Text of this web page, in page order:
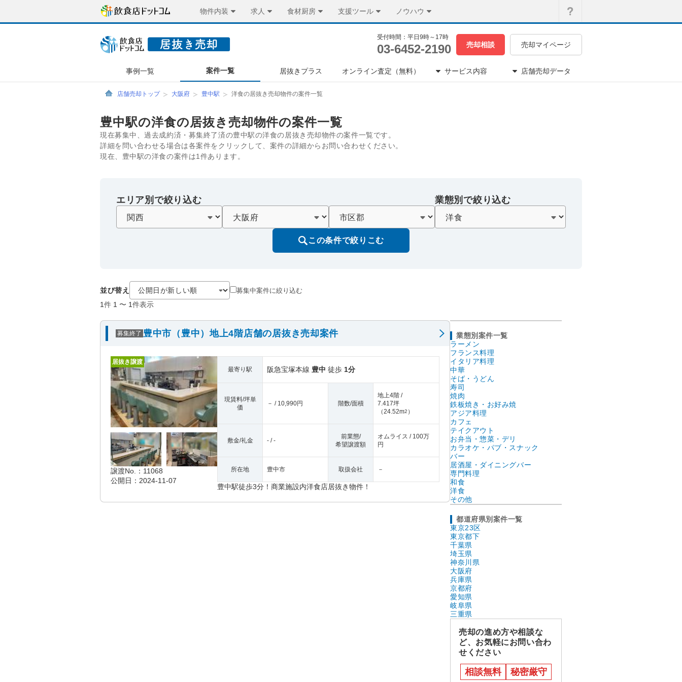
物件内装 求人 食材厨房 支援ツール ノウハウ
受付時間：平日9時～17時
03-6452-2190 売却相談 売却マイページ
事例一覧 案件一覧 居抜きプラス オンライン査定（無料） サービス内容 店舗売却データ
店舗売却トップ 大阪府 豊中駅 洋食の居抜き売却物件の案件一覧
豊中駅の洋食の居抜き売却物件の案件一覧
現在募集中、過去成約済・募集終了済の豊中駅の洋食の居抜き売却物件の案件一覧です。
詳細を問い合わせる場合は各案件をクリックして、案件の詳細からお問い合わせください。
現在、豊中駅の洋食の案件は1件あります。
エリア別で絞り込む 業態別で絞り込む
この条件で絞りこむ
並び替え 募集中案件に絞り込む
1件 1 〜 1件表示
募集終了 豊中市（豊中）地上4階店舗の居抜き売却案件
居抜き譲渡
譲渡No.：11068
公開日：2024-11-07
最寄り駅 阪急宝塚本線 豊中 徒歩 1分
現賃料/坪単
価
－ / 10,990円 階数/面積
地上4階 /
7.417坪
（24.52m2 ）
敷金/礼金 - / -
前業態/
希望譲渡額
オムライス / 100万
円
所在地 豊中市 取扱会社 －
豊中駅徒歩3分！商業施設内洋食店居抜き物件！
業態別案件一覧
ラーメン
フランス料理
イタリア料理
中華
そば・うどん
寿司
焼肉
鉄板焼き・お好み焼
アジア料理
カフェ
テイクアウト
お弁当・惣菜・デリ
カラオケ・パブ・スナック
バー
居酒屋・ダイニングバー
専門料理
和食
洋食
その他
都道府県別案件一覧
東京23区
東京都下
千葉県
埼玉県
神奈川県
大阪府
兵庫県
京都府
愛知県
岐阜県
三重県
売却の進め方や相談な
ど、お気軽にお問い合わ
せください
相談無料 秘密厳守